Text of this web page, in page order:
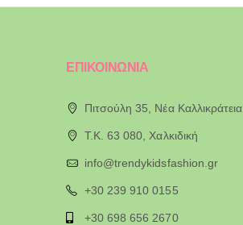
ΕΠΙΚΟΙΝΩΝΙΑ
Πιτσούλη 35, Νέα Καλλικράτεια
T.K. 63 080, Χαλκιδική
info@trendykidsfashion.gr
+30 239 910 0155
+30 698 656 2670